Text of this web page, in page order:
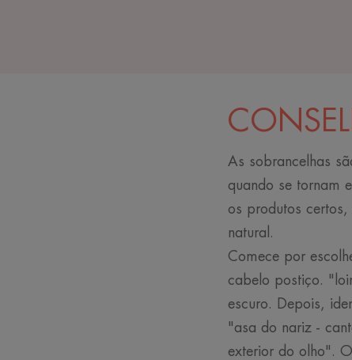
As sobrancelhas
quando se tornam
os produtos
natural.
Comece por
cabelo postiço.
escuro. Depois,
"asa do nariz -
exterior do olho".